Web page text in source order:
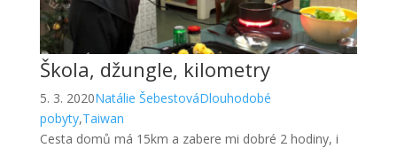
Škola, džungle, kilometry
5. 3. 2020Natálie ŠebestováDlouhodobé
pobyty,Taiwan
Cesta domů má 15km a zabere mi dobré 2 hodiny, i